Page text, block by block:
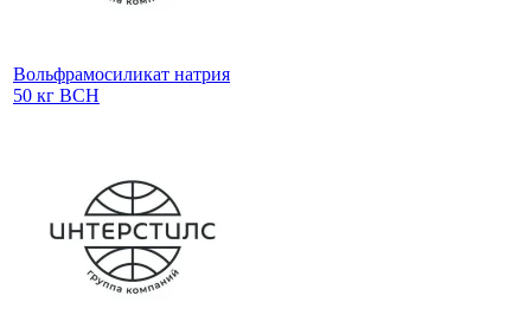
Вольфрамосиликат натрия
50 кг ВСН